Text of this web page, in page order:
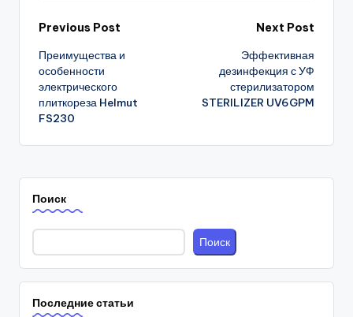
Post
navigation
Previous Post
Преимущества и
особенности
электрического
плиткореза Helmut
FS230
Next Post
Эффективная
дезинфекция с УФ
стерилизатором
STERILIZER UV6GPM
Поиск
Поиск
Последние статьи